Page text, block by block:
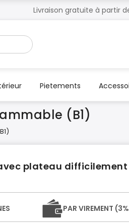
Livraison gratuite à partir
Pietements
(B1)
plateau
PAR VIREMENT